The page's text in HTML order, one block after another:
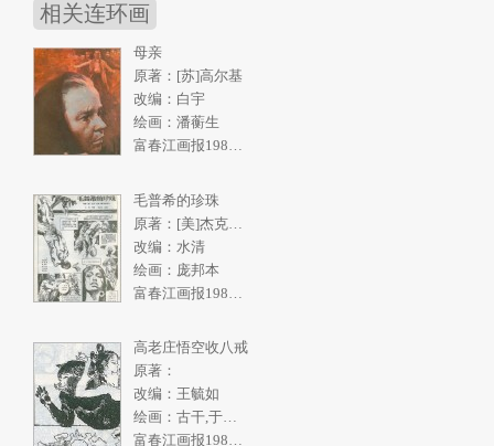
相关连环画
母亲
原著：[苏]高尔基
改编：白宇
绘画：潘蘅生
富春江画报1986年5期
毛普希的珍珠
改编：水清
绘画：庞邦本
高老庄悟空收八戒
原著：
改编：王毓如
绘画：古干,于绍文
富春江画报1982年2期